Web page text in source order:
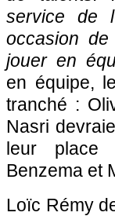
service de
occasion
jouer en
en équipe,
tranché :
Nasri
leur
Benzema et
Loïc Rémy